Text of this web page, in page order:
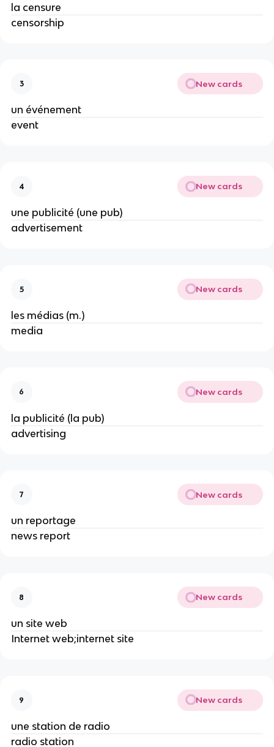
la censure
censorship
3 New cards
un événement
event
4 New cards
une publicité (une pub)
advertisement
5 New cards
les médias (m.)
media
6 New cards
la publicité (la pub)
advertising
7 New cards
un reportage
news report
8 New cards
un site web
Internet web;internet site
9 New cards
une station de radio
radio station